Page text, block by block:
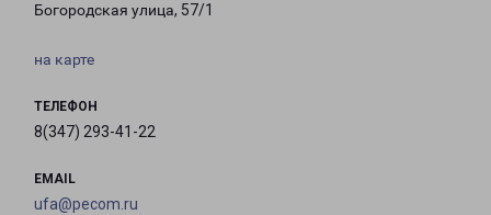
Богородская улица, 57/1
на карте
ТЕЛЕФОН
8(347) 293-41-22
EMAIL
ufa@pecom.ru